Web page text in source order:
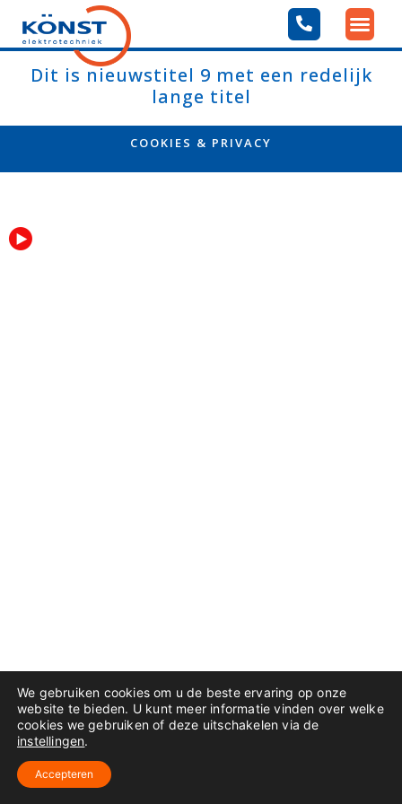
Dit is nieuwstitel 9 met een redelijk
lange titel
COOKIES & PRIVACY
We gebruiken cookies om u de beste ervaring op onze
website te bieden. U kunt meer informatie vinden over welke
cookies we gebruiken of deze uitschakelen via de
instellingen.
Accepteren